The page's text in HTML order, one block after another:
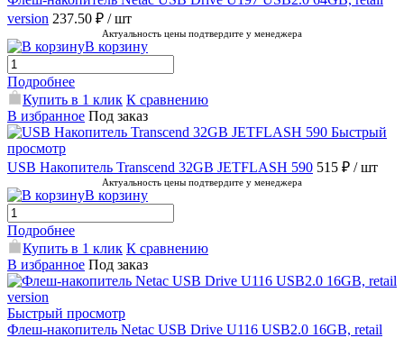
version 237.50 ₽ / шт
Актуальность цены подтвердите у менеджера
В корзину
Подробнее
Купить в 1 клик К сравнению
В избранное Под заказ
Быстрый
просмотр
USB Накопитель Transcend 32GB JETFLASH 590 515 ₽ / шт
Актуальность цены подтвердите у менеджера
В корзину
Подробнее
Купить в 1 клик К сравнению
В избранное Под заказ
Быстрый просмотр
Флеш-накопитель Netac USB Drive U116 USB2.0 16GB, retail